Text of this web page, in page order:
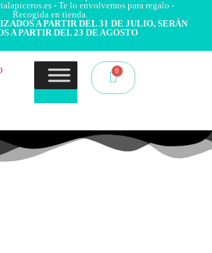
- Te lo envolvemos para regalo -
Recogida en tienda.
A PARTIR DEL 31 DE JULIO, SERÁN
A PARTIR DEL 23 DE AGOSTO